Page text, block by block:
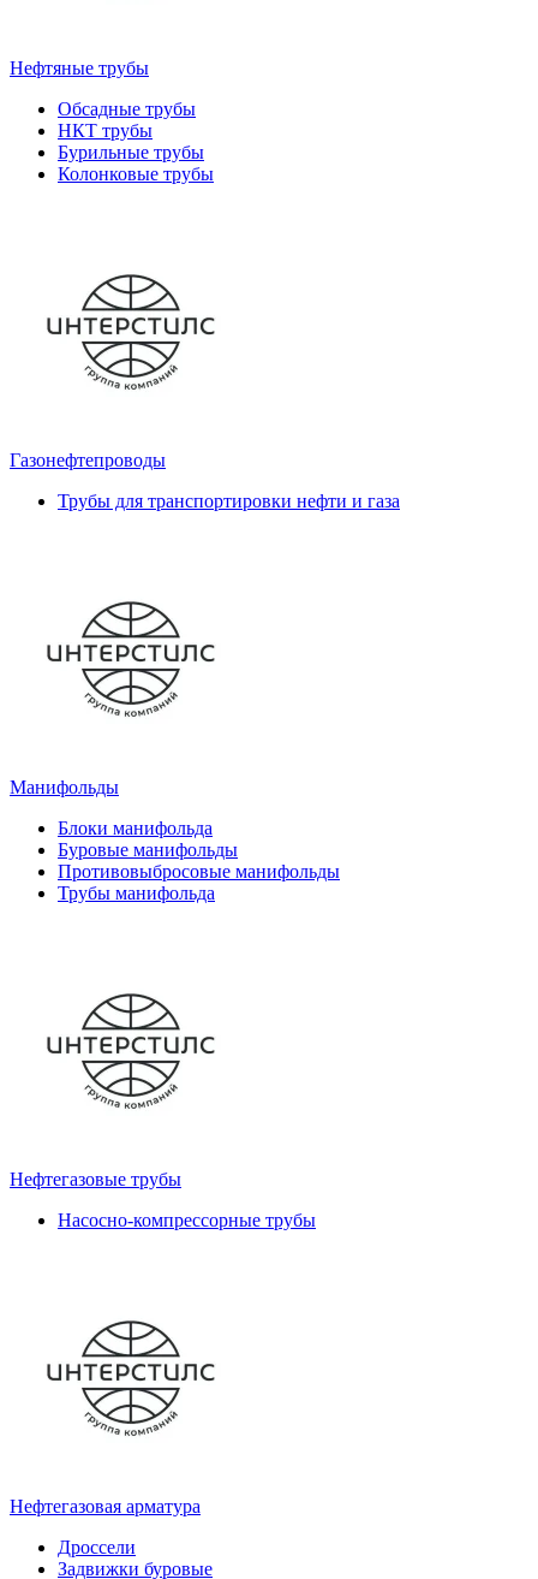
Нефтяные трубы
Обсадные трубы
НКТ трубы
Бурильные трубы
Колонковые трубы
Газонефтепроводы
Трубы для транспортировки нефти и газа
Манифольды
Блоки манифольда
Буровые манифольды
Противовыбросовые манифольды
Трубы манифольда
Нефтегазовые трубы
Насосно-компрессорные трубы
Нефтегазовая арматура
Дроссели
Задвижки буровые